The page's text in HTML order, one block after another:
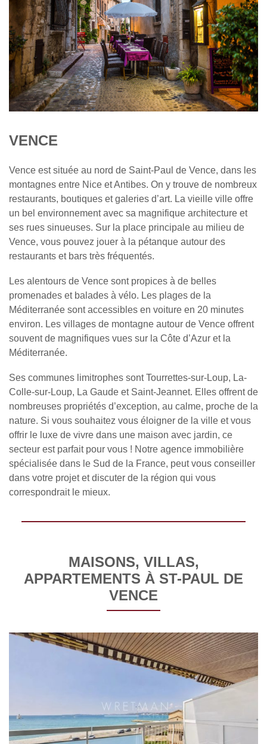
VENCE
Vence est située au nord de Saint-Paul de Vence, dans les
montagnes entre Nice et Antibes. On y trouve de nombreux
restaurants, boutiques et galeries d’art. La vieille ville offre
un bel environnement avec sa magnifique architecture et
ses rues sinueuses. Sur la place principale au milieu de
Vence, vous pouvez jouer à la pétanque autour des
restaurants et bars très fréquentés.
Les alentours de Vence sont propices à de belles
promenades et balades à vélo. Les plages de la
Méditerranée sont accessibles en voiture en 20 minutes
environ. Les villages de montagne autour de Vence offrent
souvent de magnifiques vues sur la Côte d’Azur et la
Méditerranée.
Ses communes limitrophes sont Tourrettes-sur-Loup, La-
Colle-sur-Loup, La Gaude et Saint-Jeannet. Elles offrent de
nombreuses propriétés d’exception, au calme, proche de la
nature. Si vous souhaitez vous éloigner de la ville et vous
offrir le luxe de vivre dans une maison avec jardin, ce
secteur est parfait pour vous ! Notre agence immobilière
spécialisée dans le Sud de la France, peut vous conseiller
dans votre projet et discuter de la région qui vous
correspondrait le mieux.
MAISONS, VILLAS,
APPARTEMENTS À ST-PAUL DE
VENCE